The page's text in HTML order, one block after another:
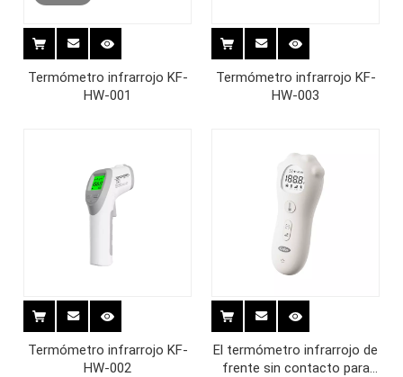
Termómetro infrarrojo KF-
HW-001
Termómetro infrarrojo KF-
HW-003
Termómetro infrarrojo KF-
HW-002
El termómetro infrarrojo de
frente sin contacto para